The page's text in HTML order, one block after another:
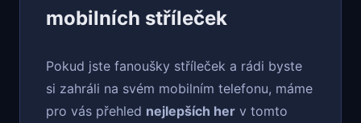
mobilních stříleček
Pokud jste fanoušky stříleček a rádi byste
si zahráli na svém mobilním telefonu, máme
pro vás přehled nejlepších her v tomto